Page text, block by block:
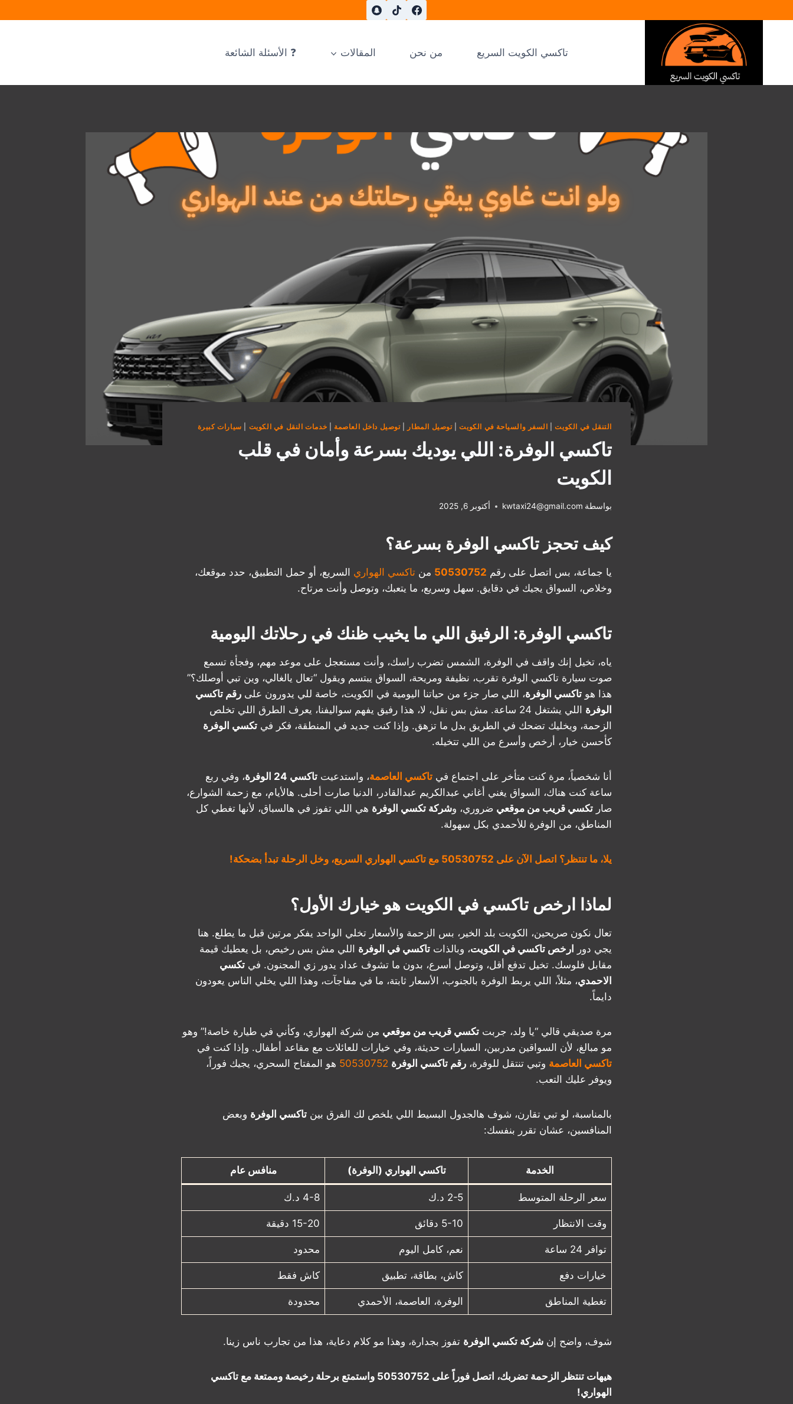
إلى
تاكسي الكويت السريع
من نحن المقالات ❓ الأسئلة الشائعة
التنقل في الكويت| السفر والسياحة في الكويت|توصيل المطار |توصيل داخل العاصمة خدمات النقل في الكويت سيارات كبيرة
تاكسي الوفرة: اللي يوديك بسرعة وأمان في قلب
الكويت
بواسطة kwtaxi24@gmail.com أكتوبر 6, 2025
كيف تحجز تاكسي الوفرة بسرعة؟
يا جماعة، بس اتصل على رقم 50530752 من تاكسي الهواري السريع، أو حمل التطبيق، حدد موقعك،
وخلاص، السواق يجيك في دقايق. سهل وسريع، ما يتعبك، وتوصل وأنت مرتاح.
تاكسي الوفرة: الرفيق اللي ما يخيب ظنك في رحلاتك اليومية
ياه، تخيل إنك واقف في الوفرة، الشمس تضرب راسك، وأنت مستعجل على موعد مهم، وفجأة تسمع
صوت سيارة تاكسي الوفرة تقرب، نظيفة ومريحة، السواق يبتسم ويقول “تعال يالغالي، وين تبي أوصلك؟”
هذا هو تاكسي الوفرة، اللي صار جزء من حياتنا اليومية في الكويت، خاصة للي يدورون على رقم تاكسي
الوفرة
اللي يشتغل 24 ساعة. مش بس نقل، لا، هذا رفيق يفهم سواليفنا، يعرف الطرق اللي تخلص
الزحمة، ويخليك تضحك في الطريق بدل ما تزهق. وإذا كنت جديد في المنطقة، فكر في تكسي الوفرة
كأحسن خيار، أرخص وأسرع من اللي تتخيله.
أنا شخصياً، مرة كنت متأخر على اجتماع في تاكسي العاصمة، واستدعيت تاكسي 24 الوفرة
، وفي ربع
ساعة كنت هناك، السواق يغني أغاني عبدالكريم عبدالقادر، الدنيا صارت أحلى. هالأيام، مع زحمة الشوارع،
صار تكسي قريب من موقعي ضروري، وشركة تكسي الوفرة هي اللي تفوز في هالسباق، لأنها تغطي كل
المناطق، من الوفرة للأحمدي بكل سهولة.
يلا، ما تنتظر؟ اتصل الآن على 50530752 مع تاكسي الهواري السريع، وخل الرحلة تبدأ بضحكة!
لماذا ارخص تاكسي في الكويت هو خيارك الأول؟
تعال نكون صريحين، الكويت بلد الخير، بس الزحمة والأسعار تخلي الواحد يفكر مرتين قبل ما يطلع. هنا
يجي دور
ارخص تاكسي في الكويت، وبالذات تاكسي في الوفرة اللي مش بس رخيص، بل يعطيك قيمة
مقابل فلوسك. تخيل تدفع أقل، وتوصل أسرع، بدون ما تشوف عداد يدور زي المجنون. في تكسي
الاحمدي، مثلاً، اللي يربط الوفرة بالجنوب، الأسعار ثابتة، ما في مفاجآت، وهذا اللي يخلي الناس يعودون
دايماً.
مرة صديقي قالي “يا ولد، جربت تكسي قريب من موقعي من شركة الهواري، وكأني في طيارة خاصة!” وهو
مو مبالغ، لأن السواقين مدربين، السيارات حديثة، وفي خيارات للعائلات مع مقاعد أطفال. وإذا كنت في
تاكسي العاصمة وتبي تنتقل للوفرة، رقم تاكسي الوفرة 50530752 هو المفتاح السحري، يجيك فوراً،
ويوفر عليك التعب.
بالمناسبة، لو تبي تقارن، شوف هالجدول البسيط اللي يلخص لك الفرق بين تاكسي الوفرة وبعض
المنافسين، عشان تقرر بنفسك:
الخدمة تاكسي الهواري (الوفرة) منافس عام
سعر الرحلة المتوسط 2-5 د.ك 4-8 د.ك
وقت الانتظار 5-10 دقائق 15-20 دقيقة
توافر 24 ساعة نعم، كامل اليوم محدود
خيارات دفع كاش، بطاقة، تطبيق كاش فقط
تغطية المناطق الوفرة، العاصمة، الأحمدي محدودة
شوف، واضح إن شركة تكسي الوفرة تفوز بجدارة، وهذا مو كلام دعاية، هذا من تجارب ناس زينا.
هيهات تنتظر الزحمة تضربك، اتصل فوراً على 50530752 واستمتع برحلة رخيصة وممتعة مع تاكسي
الهواري!